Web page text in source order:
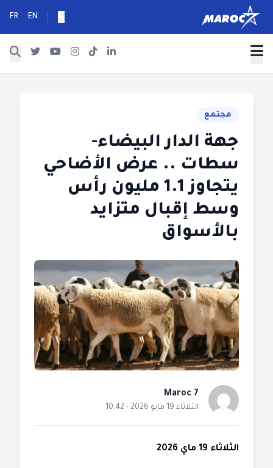
EN
FR
مجتمع
جهة الدار البيضاء-
سطات .. عرض الأضاحي
يتجاوز 1.1 مليون رأس
وسط إقبال متزايد
بالأسواق
Maroc 7
الثلاثاء 19 مايو 2026 - 10:42
الثلاثاء 19 ماي 2026